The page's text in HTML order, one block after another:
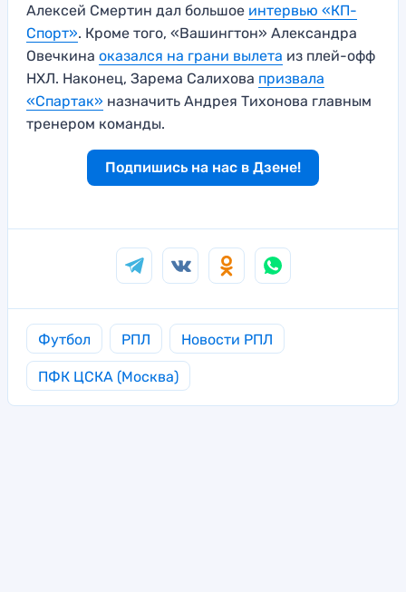
Алексей Смертин дал большое интервью «КП-
Спорт». Кроме того, «Вашингтон» Александра
Овечкина оказался на грани вылета из плей-офф
НХЛ. Наконец, Зарема Салихова призвала
«Спартак» назначить Андрея Тихонова главным
тренером команды.
Подпишись на нас в Дзене!
Футбол РПЛ Новости РПЛ
ПФК ЦСКА (Москва)